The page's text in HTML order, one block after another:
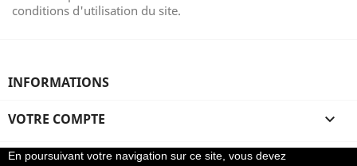
conditions d'utilisation du site.
En poursuivant votre navigation sur ce site, vous devez
INFORMATIONS
VOTRE COMPTE 